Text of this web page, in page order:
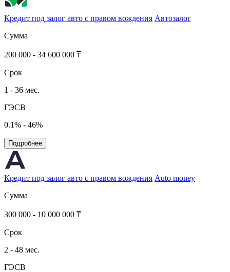
Кредит под залог авто с правом вождения Автозалог
Сумма
200 000 - 34 600 000 ₸
Срок
1 - 36 мес.
ГЭСВ
0.1% - 46%
Подробнее
Кредит под залог авто с правом вождения Auto money
Сумма
300 000 - 10 000 000 ₸
Срок
2 - 48 мес.
ГЭСВ